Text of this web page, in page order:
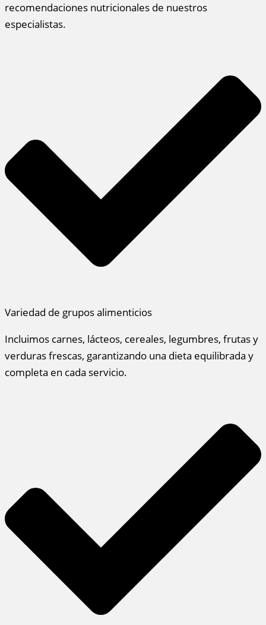
recomendaciones nutricionales de nuestros
especialistas.
Variedad de grupos alimenticios
Incluimos carnes, lácteos, cereales, legumbres, frutas y
verduras frescas, garantizando una dieta equilibrada y
completa en cada servicio.